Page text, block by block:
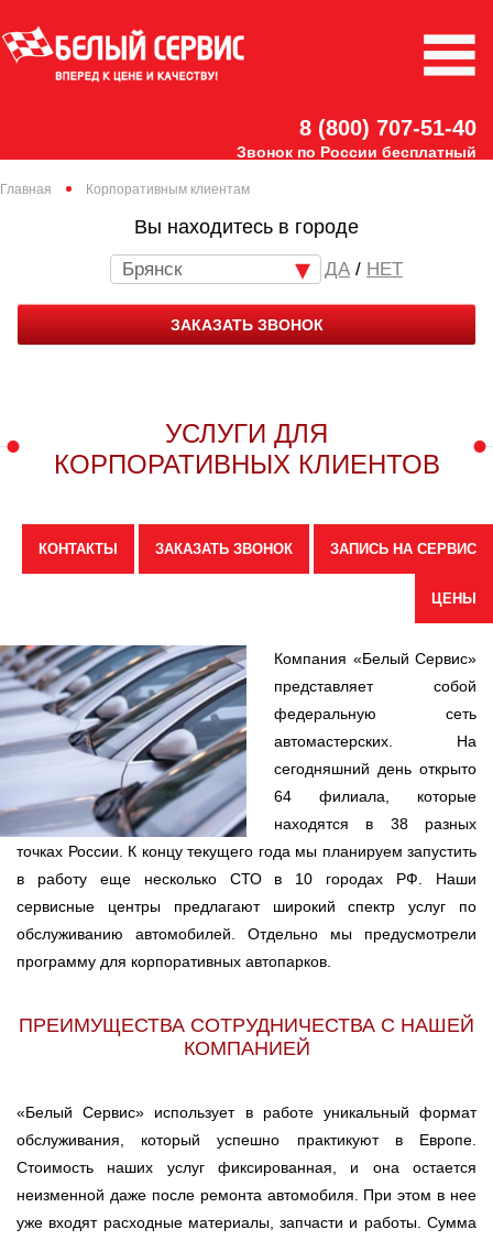
8 (800) 707-51-40
Звонок по России бесплатный
Главная Корпоративным клиентам
Вы находитесь в городе
Брянск / НЕТ
ЗАКАЗАТЬ ЗВОНОК
УСЛУГИ ДЛЯ
КОРПОРАТИВНЫХ КЛИЕНТОВ
КОНТАКТЫ ЗАКАЗАТЬ ЗВОНОК ЗАПИСЬ НА СЕРВИС
ЦЕНЫ
Компания «Белый Сервис»
представляет собой
федеральную сеть
автомастерских. На
сегодняшний день открыто
64 филиала, которые
находятся в 38 разных
точках России. К концу текущего года мы планируем запустить
в работу еще несколько СТО в 10 городах РФ. Наши
сервисные центры предлагают широкий спектр услуг по
обслуживанию автомобилей. Отдельно мы предусмотрели
программу для корпоративных автопарков.
ПРЕИМУЩЕСТВА СОТРУДНИЧЕСТВА С НАШЕЙ
КОМПАНИЕЙ
«Белый Сервис» использует в работе уникальный формат
обслуживания, который успешно практикуют в Европе.
Стоимость наших услуг фиксированная, и она остается
неизменной даже после ремонта автомобиля. При этом в нее
уже входят расходные материалы, запчасти и работы. Сумма